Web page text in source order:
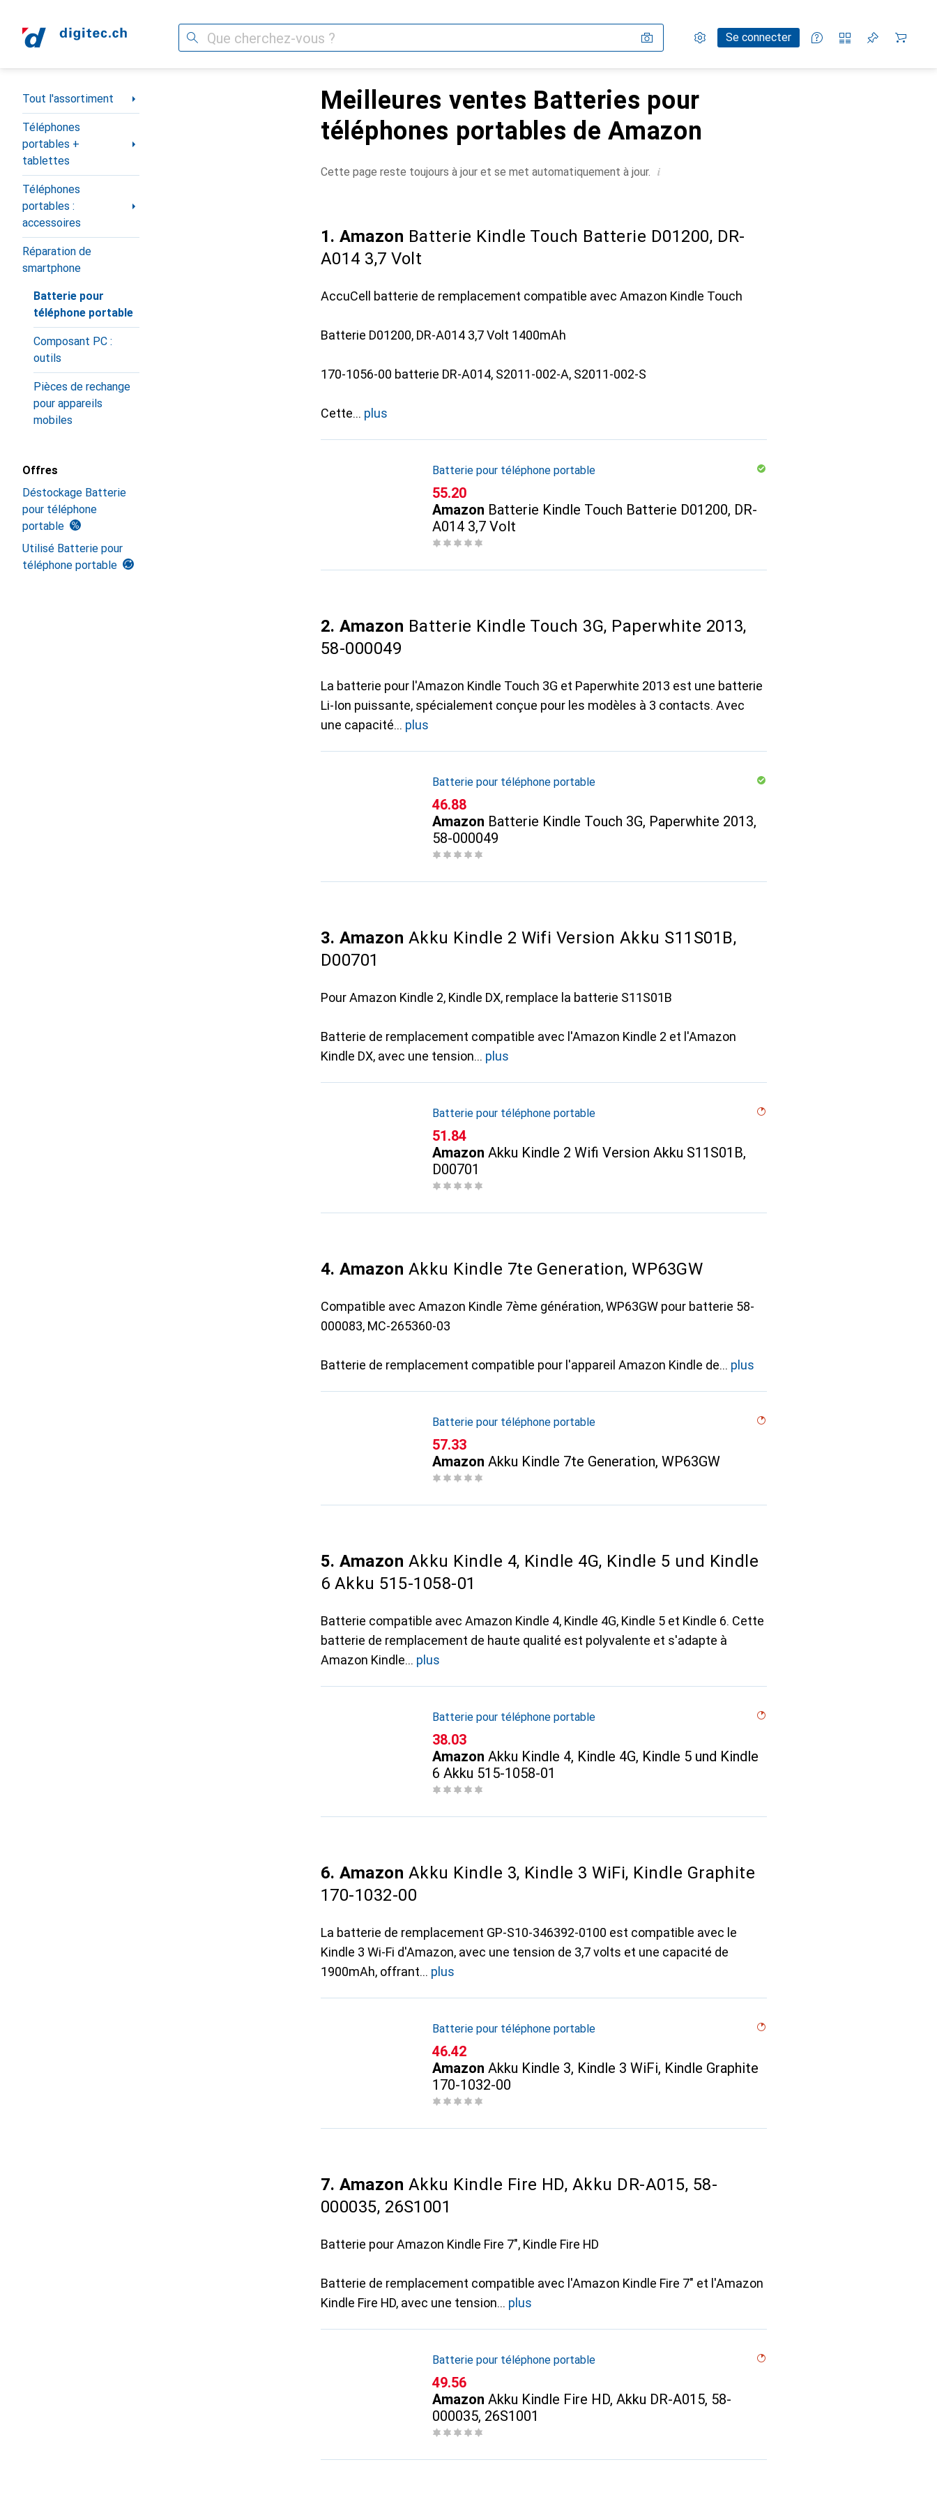
Recherche Paramètres
Compte clientSe connecter
Listes de comparaison
Listes d'envies
Panier
Navigation par catégorie
Tout l'assortiment
Téléphones
portables +
tablettes
Téléphones
portables :
accessoires
Réparation de
smartphone
Batterie pour
téléphone portable
Composant PC :
outils
Pièces de rechange
pour appareils
mobiles
Offres
Déstockage Batterie
pour téléphone
portable
Utilisé Batterie pour
téléphone portable
Meilleures ventes Batteries pour
téléphones portables de Amazon
Cette page reste toujours à jour et se met automatiquement à jour. i
1. Amazon Batterie Kindle Touch Batterie D01200, DR-
A014 3,7 Volt
AccuCell batterie de remplacement compatible avec Amazon Kindle Touch
Batterie D01200, DR-A014 3,7 Volt 1400mAh
170-1056-00 batterie DR-A014, S2011-002-A, S2011-002-S
Cette plus
Batterie pour téléphone portable
CHF
55.20
Amazon Batterie Kindle Touch Batterie D01200, DR-
A014 3,7 Volt
2. Amazon Batterie Kindle Touch 3G, Paperwhite 2013,
58-000049
La batterie pour l'Amazon Kindle Touch 3G et Paperwhite 2013 est une batterie
Li-Ion puissante, spécialement conçue pour les modèles à 3 contacts. Avec
une capacité
plus
Batterie pour téléphone portable
CHF
46.88
Amazon Batterie Kindle Touch 3G, Paperwhite 2013,
58-000049
3. Amazon Akku Kindle 2 Wifi Version Akku S11S01B,
D00701
Pour Amazon Kindle 2, Kindle DX, remplace la batterie S11S01B
Batterie de remplacement compatible avec l'Amazon Kindle 2 et l'Amazon
Kindle DX, avec une tension
plus
Batterie pour téléphone portable
CHF
51.84
Amazon Akku Kindle 2 Wifi Version Akku S11S01B,
D00701
4. Amazon Akku Kindle 7te Generation, WP63GW
Compatible avec Amazon Kindle 7ème génération, WP63GW pour batterie 58-
000083, MC-265360-03
Batterie de remplacement compatible pour l'appareil Amazon Kindle de plus
Batterie pour téléphone portable
CHF
57.33
Amazon Akku Kindle 7te Generation, WP63GW
5. Amazon Akku Kindle 4, Kindle 4G, Kindle 5 und Kindle
6 Akku 515-1058-01
Batterie compatible avec Amazon Kindle 4, Kindle 4G, Kindle 5 et Kindle 6. Cette
batterie de remplacement de haute qualité est polyvalente et s'adapte à
Amazon Kindle
plus
Batterie pour téléphone portable
CHF
38.03
Amazon Akku Kindle 4, Kindle 4G, Kindle 5 und Kindle
6 Akku 515-1058-01
6. Amazon Akku Kindle 3, Kindle 3 WiFi, Kindle Graphite
170-1032-00
La batterie de remplacement GP-S10-346392-0100 est compatible avec le
Kindle 3 Wi-Fi d'Amazon, avec une tension de 3,7 volts et une capacité de
1900mAh, offrant
plus
Batterie pour téléphone portable
CHF
46.42
Amazon Akku Kindle 3, Kindle 3 WiFi, Kindle Graphite
170-1032-00
7. Amazon Akku Kindle Fire HD, Akku DR-A015, 58-
000035, 26S1001
Batterie pour Amazon Kindle Fire 7", Kindle Fire HD
Batterie de remplacement compatible avec l'Amazon Kindle Fire 7" et l'Amazon
Kindle Fire HD, avec une tension
plus
Batterie pour téléphone portable
CHF
49.56
Amazon Akku Kindle Fire HD, Akku DR-A015, 58-
000035, 26S1001